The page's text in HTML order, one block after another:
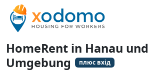
HomeRent in Hanau und
Umgebung
плюс вхід